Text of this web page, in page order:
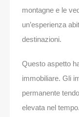
montagne e le
un’esperienza
destinazioni.
Questo aspetto
immobiliare. Gli
permanente
elevata nel